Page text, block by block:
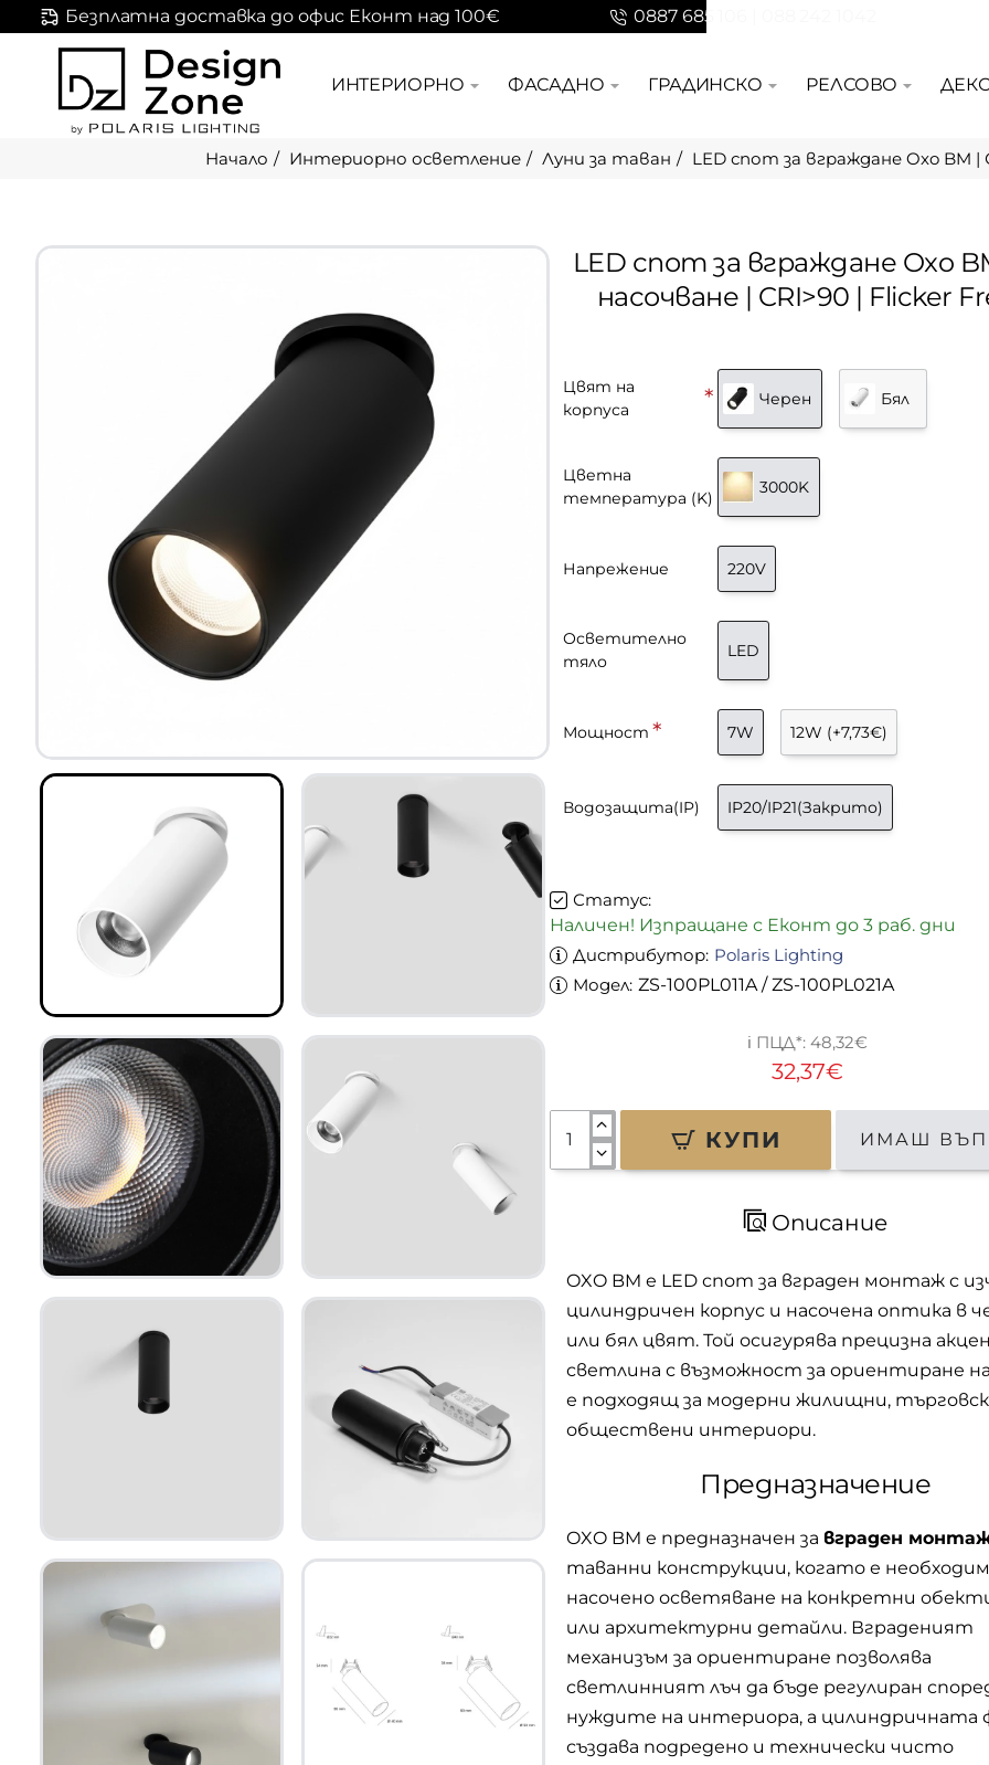
Безплатна доставка до офис Еконт над 100€ 0887 685 106 | 088 242 1042
ИНТЕРИОРНО ФАСАДНО ГРАДИНСКО РЕЛСОВО
Интериорно осветление Луни за таван LED спот за вграждане Oxo BM |
LED спот за вграждане Oxo
насочване | CRI>90 | Flicker
Статус:
Наличен! Изпращане с Еконт до 3 раб. дни
Дистрибутор: Polaris Lighting
Модел: ZS-100PL011A / ZS-100PL021A
32,37€
48,32€
Цвят на
корпуса
Черен Бял
Цветна
температура (K)
3000K
Напрежение 220V
Осветително
тяло
LED
Мощност 7W 12W (+7,73€)
Водозащита(IP) IP20/IP21(Закрито)
КУПИ ИМАШ
Описание
OXO BM е LED спот за вграден монтаж с
цилиндричен корпус и насочена оптика в
или бял цвят. Той осигурява прецизна
светлина с възможност за ориентиране на
е подходящ за модерни жилищни,
обществени интериори.
Предназначение
OXO BM е предназначен за вграден
таванни конструкции, когато е
насочено осветяване на конкретни
или архитектурни детайли. Вграденият
механизъм за ориентиране позволява
светлинният лъч да бъде регулиран
нуждите на интериора, а цилиндричната
създава подредено и технически чисто